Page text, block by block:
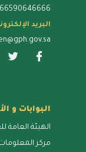
البريد
البوابات و
الهيئة العامة
مركز